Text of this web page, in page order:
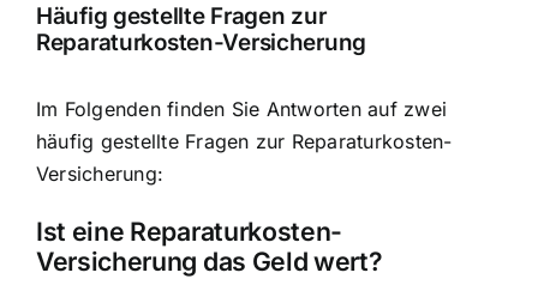
Häufig gestellte Fragen zur
Reparaturkosten-Versicherung
Im Folgenden finden Sie Antworten auf zwei
häufig gestellte Fragen zur Reparaturkosten-
Versicherung:
Ist eine Reparaturkosten-
Versicherung das Geld wert?